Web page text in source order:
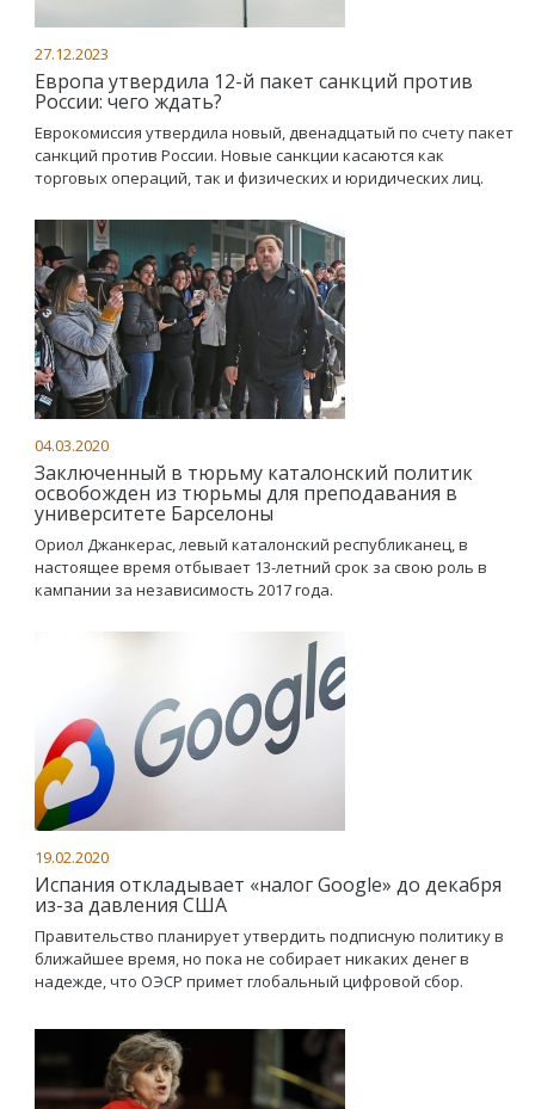
27.12.2023
Европа утвердила 12-й пакет санкций против
России: чего ждать?
Еврокомиссия утвердила новый, двенадцатый по счету пакет
санкций против России. Новые санкции касаются как
торговых операций, так и физических и юридических лиц.
04.03.2020
Заключенный в тюрьму каталонский политик
освобожден из тюрьмы для преподавания в
университете Барселоны
Ориол Джанкерас, левый каталонский республиканец, в
настоящее время отбывает 13-летний срок за свою роль в
кампании за независимость 2017 года.
19.02.2020
Испания откладывает «налог Google» до декабря
из-за давления США
Правительство планирует утвердить подписную политику в
ближайшее время, но пока не собирает никаких денег в
надежде, что ОЭСР примет глобальный цифровой сбор.